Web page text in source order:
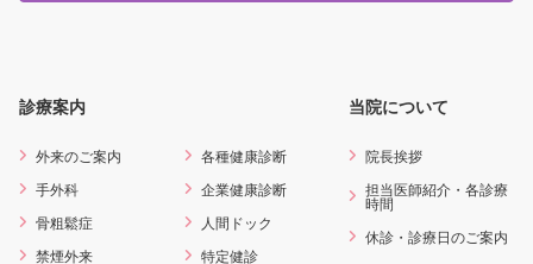
診療案内 当院について
外来のご案内
手外科
骨粗鬆症
禁煙外来
各種健康診断
企業健康診断
人間ドック
特定健診
院長挨拶
担当医師紹介・各診療
時間
休診・診療日のご案内